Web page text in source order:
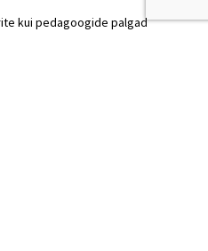
kui pedagoogide palgad